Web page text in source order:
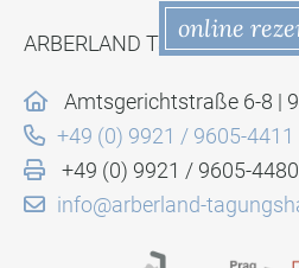
online
ARBERLAND Tagungshaus
Amtsgerichtstraße 6-8 |
+49 (0) 9921 / 9605-4411
+49 (0) 9921 / 9605-4480
info@arberland-